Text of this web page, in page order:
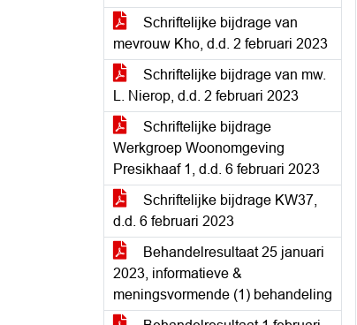
Schriftelijke bijdrage van
mevrouw Kho, d.d. 2 februari 2023
Schriftelijke bijdrage van mw.
L. Nierop, d.d. 2 februari 2023
Schriftelijke bijdrage
Werkgroep Woonomgeving
Presikhaaf 1, d.d. 6 februari 2023
Schriftelijke bijdrage KW37,
d.d. 6 februari 2023
Behandelresultaat 25 januari
2023, informatieve &
meningsvormende (1) behandeling